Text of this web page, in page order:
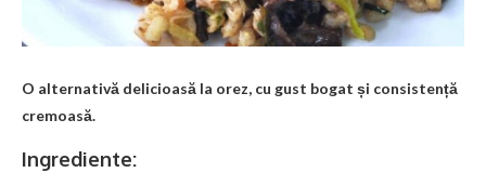
O alternativă delicioasă la orez, cu gust bogat și consistență
cremoasă.
Ingrediente: